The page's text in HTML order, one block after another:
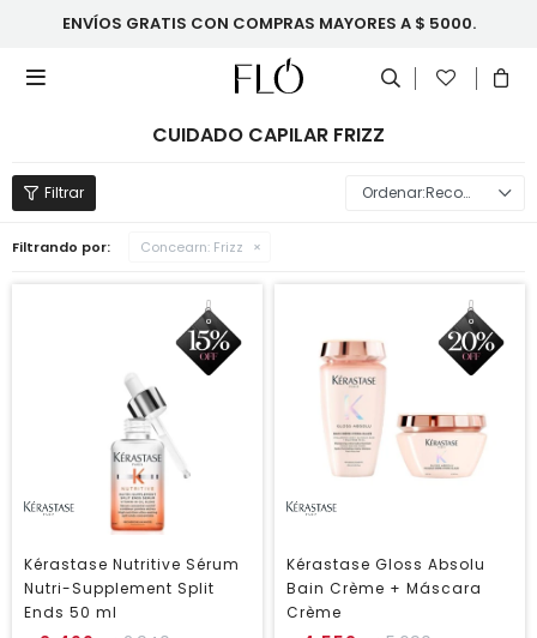
ENVÍOS GRATIS CON COMPRAS MAYORES A $ 5000.

CUIDADO CAPILAR FRIZZ
Recomendados
Filtrando por: Concearn: Frizz
Kérastase Nutritive Sérum
Nutri-Supplement Split
Ends 50 ml
Kérastase Gloss Absolu
Bain Crème + Máscara
Crème